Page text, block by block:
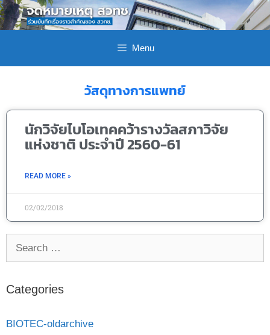
Menu
วัสดุทางการแพทย์
นักวิจัยไบโอเทคคว้ารางวัลสภาวิจัย
แห่งชาติ ประจำปี 2560-61
READ MORE »
02/02/2018
Categories
BIOTEC-oldarchive